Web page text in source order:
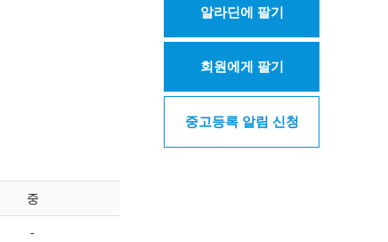
중
-
알라딘에 팔기
회원에게 팔기
중고등록 알림 신청